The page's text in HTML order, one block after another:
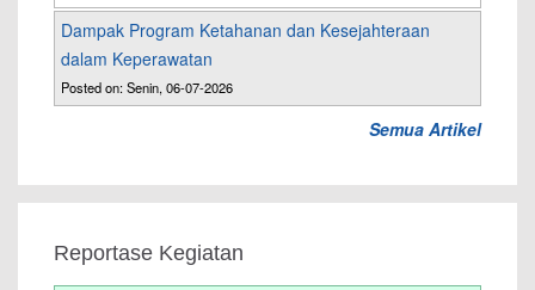
Dampak Program Ketahanan dan Kesejahteraan
dalam Keperawatan
Posted on: Senin, 06-07-2026
Semua Artikel
Reportase Kegiatan